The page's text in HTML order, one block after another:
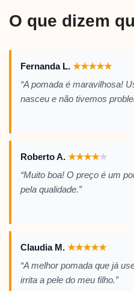
O que dizem
Fernanda L. ★★★★★
“A pomada é maravilhosa!
nasceu e não tivemos
Roberto A. ★★★★★
“Muito boa! O preço é um
pela qualidade.”
Claudia M. ★★★★★
“A melhor pomada que já
irrita a pele do meu filho.”